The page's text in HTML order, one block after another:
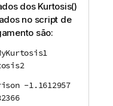
dos Kurtosis()
no script de
são:
-1.1612957